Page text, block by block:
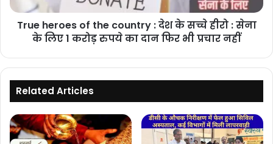
सच्चे
हीरो
के
करोड़
रुपये
का
दान
True heroes of the country : देश के सच्चे हीरो : सेना
के लिए 1 करोड़ रुपये का दान फिर भी प्रचार नहीं
Related Articles